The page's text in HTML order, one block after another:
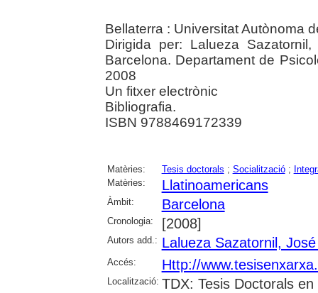
Bellaterra : Universitat Autònoma
Dirigida per: Lalueza
Barcelona. Departament de
2008
Un fitxer electrònic
Bibliografia.
ISBN 9788469172339
Matèries: Tesis doctorals ; Socialització;
Matèries:
Llatinoamericans
Àmbit: Barcelona
Cronologia: [2008]
Autors add.: Lalueza Sazatornil,
Accés: Http://
Localització: TDX: Tesis Doctorals en